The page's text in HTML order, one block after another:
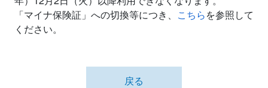
「マイナ保険証」への切換等につき、 こちらを参照して
ください。
戻る